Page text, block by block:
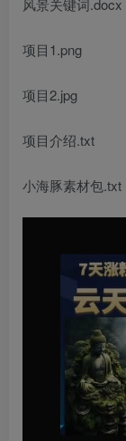
风景关键词.docx
项目1.png
项目2.jpg
项目介绍.txt
小海豚素材包.txt